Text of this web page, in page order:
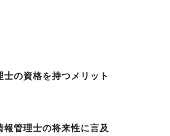
の資格を持つメリット
報管理士の将来性に言及